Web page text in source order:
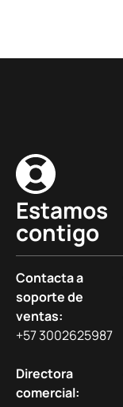
Estamos
contigo
Contacta a
soporte de
ventas:
+57 3002625987
Directora
comercial: